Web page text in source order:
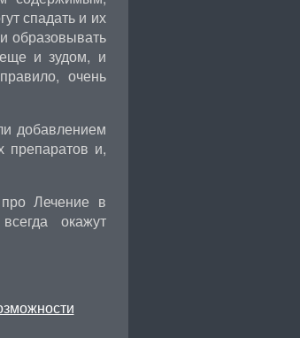
спадать и их
образовывать
и зудом, и
очень
добавлением
препаратов и,
Лечение в
окажут